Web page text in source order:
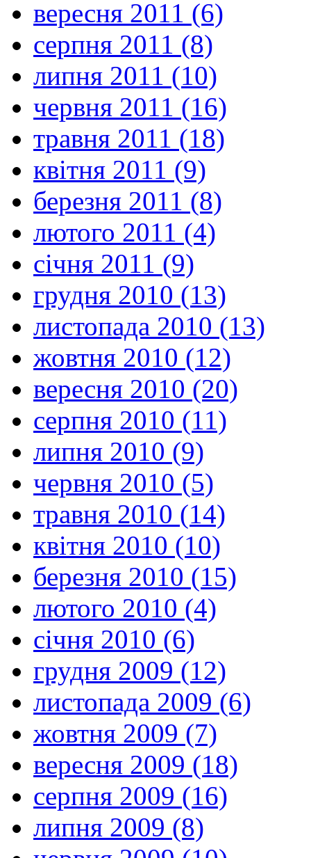
вересня 2011 (6)
серпня 2011 (8)
липня 2011 (10)
червня 2011 (16)
травня 2011 (18)
квітня 2011 (9)
березня 2011 (8)
лютого 2011 (4)
січня 2011 (9)
грудня 2010 (13)
листопада 2010 (13)
жовтня 2010 (12)
вересня 2010 (20)
серпня 2010 (11)
липня 2010 (9)
червня 2010 (5)
травня 2010 (14)
квітня 2010 (10)
березня 2010 (15)
лютого 2010 (4)
січня 2010 (6)
грудня 2009 (12)
листопада 2009 (6)
жовтня 2009 (7)
вересня 2009 (18)
серпня 2009 (16)
липня 2009 (8)